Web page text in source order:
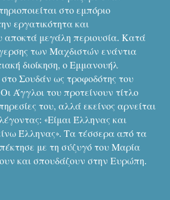
στο εμπόριο
εργατικότητα και
αποκτά μεγάλη περιουσία. Κατά
των Μαχδιστών ενάντια
διοίκηση, ο Εμμανουήλ
στο Σουδάν ως τροφοδότης του
Άγγλοι του προτείνουν τίτλο
του, αλλά εκείνος αρνείται
«Είμαι Έλληνας και
Έλληνας». Τα τέσσερα από τα
με τη σύζυγό του Μαρία
και σπουδάζουν στην Ευρώπη.